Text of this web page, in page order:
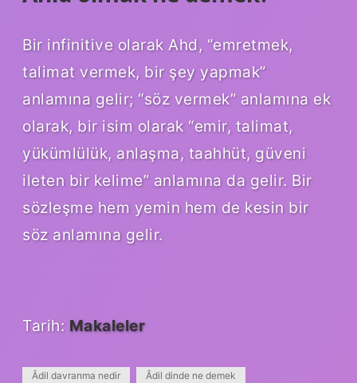
Bir infinitive olarak Ahd, “emretmek,
talimat vermek, bir şey yapmak”
anlamına gelir; “söz vermek” anlamına ek
olarak, bir isim olarak “emir, talimat,
yükümlülük, anlaşma, taahhüt, güveni
ileten bir kelime” anlamına da gelir. Bir
sözleşme hem yemin hem de kesin bir
söz anlamına gelir.
Tarih: Makaleler
Âdil davranma nedir Âdil dinde ne demek